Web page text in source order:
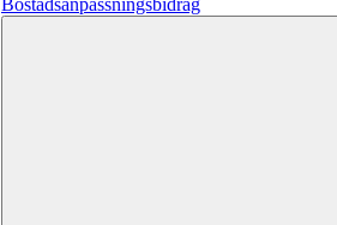
Bostadsanpassningsbidrag